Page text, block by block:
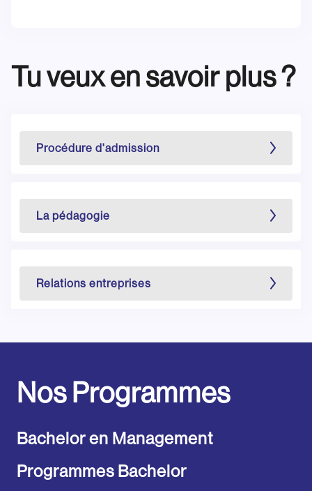
Tu veux en savoir plus ?
Procédure d'admission
La pédagogie
Relations entreprises
Nos Programmes
Bachelor en Management
Programmes Bachelor